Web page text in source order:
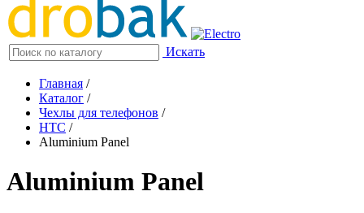
Искать
Главная /
Каталог /
Чехлы для телефонов /
HTC /
Aluminium Panel
Aluminium Panel